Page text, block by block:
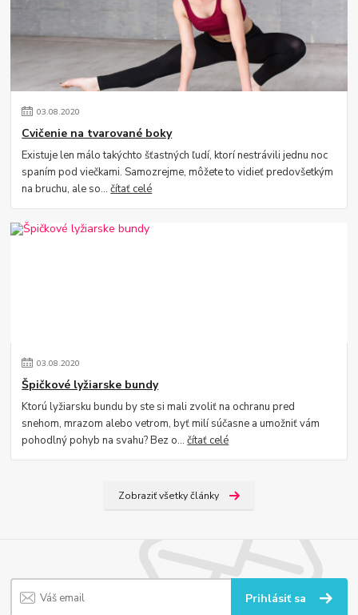
03.08.2020
Cvičenie na tvarované boky
Existuje len málo takýchto šťastných ľudí, ktorí nestrávili jednu noc
spaním pod viečkami. Samozrejme, môžete to vidieť predovšetkým
na bruchu, ale so...čítať celé
03.08.2020
Špičkové lyžiarske bundy
Ktorú lyžiarsku bundu by ste si mali zvoliť na ochranu pred
snehom, mrazom alebo vetrom, byť milí súčasne a umožniť vám
pohodlný pohyb na svahu? Bez o...čítať celé
Zobraziť všetky články
Prihlásiť sa